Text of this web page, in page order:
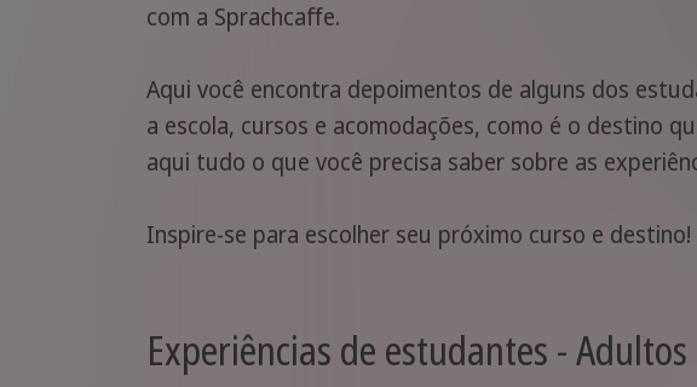
com a Sprachcaffe.
Aqui você encontra depoimentos de alguns dos
a escola, cursos e acomodações, como é o destino
aqui tudo o que você precisa saber sobre as
Inspire-se para escolher seu próximo curso e destino!
Experiências de estudantes - Adultos